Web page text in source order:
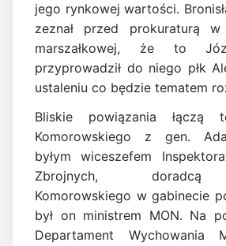
jego rynkowej wartości.
zeznał przed prokuraturą
marszałkowej, że to
przyprowadził do niego płk
ustaleniu co będzie tematem
Bliskie powiązania łączą
Komorowskiego z gen.
byłym wiceszefem
Zbrojnych, doradcą
Komorowskiego w gabinecie
był on ministrem MON. Na
Departament Wychowania